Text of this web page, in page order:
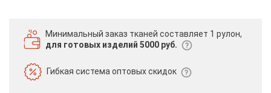
Минимальный заказ тканей составляет 1 рулон,
для готовых изделий 5000 руб.
Гибкая системаоптовых скидок